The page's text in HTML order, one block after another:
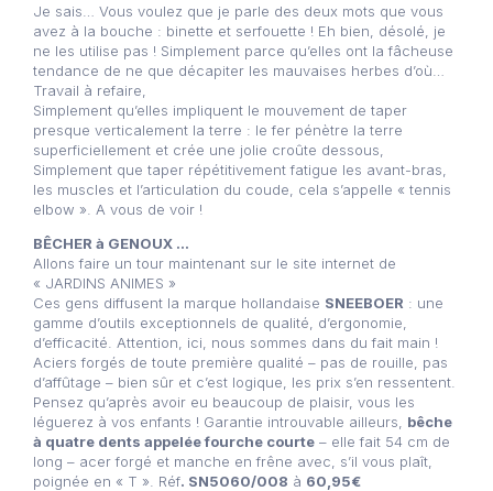
Je sais… Vous voulez que je parle des deux mots que vous
avez à la bouche : binette et serfouette ! Eh bien, désolé, je
ne les utilise pas ! Simplement parce qu’elles ont la fâcheuse
tendance de ne que décapiter les mauvaises herbes d’où…
Travail à refaire,
Simplement qu’elles impliquent le mouvement de taper
presque verticalement la terre : le fer pénètre la terre
superficiellement et crée une jolie croûte dessous,
Simplement que taper répétitivement fatigue les avant-bras,
les muscles et l’articulation du coude, cela s’appelle « tennis
elbow ». A vous de voir !
BÊCHER à GENOUX …
Allons faire un tour maintenant sur le site internet de
« JARDINS ANIMES »
Ces gens diffusent la marque hollandaise SNEEBOER : une
gamme d’outils exceptionnels de qualité, d’ergonomie,
d’efficacité. Attention, ici, nous sommes dans du fait main !
Aciers forgés de toute première qualité – pas de rouille, pas
d’affûtage – bien sûr et c’est logique, les prix s’en ressentent.
Pensez qu’après avoir eu beaucoup de plaisir, vous les
léguerez à vos enfants ! Garantie introuvable ailleurs, bêche
à quatre dents appelée fourche courte – elle fait 54 cm de
long – acer forgé et manche en frêne avec, s’il vous plaît,
poignée en « T ». Réf. SN5060/008 à 60,95€